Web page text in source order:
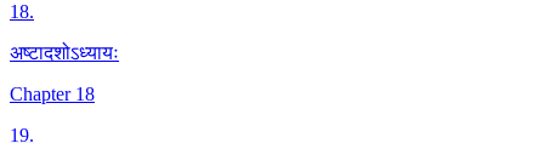
18.
अष्टादशोऽध्यायः
Chapter 18
19.